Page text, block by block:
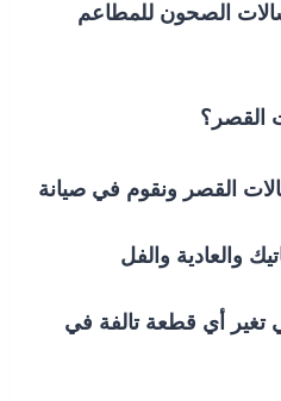
الصحون للمطاعم
القصر؟
القصر ونقوم في صيانة
والعادية والفل
تغير أي قطعة تالفة في